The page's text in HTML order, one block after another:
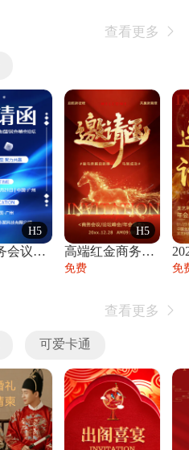
查看更多 
H5
高端商务会议招商加盟展会峰会论坛邀请函
H5
高端红金商务会议年会年终盛典答谢邀请函
免费 免
查看更多 
可爱卡通